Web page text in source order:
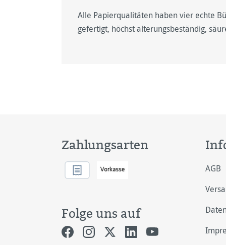
Alle Papierqualitäten haben vier echte
gefertigt, höchst alterungsbeständig,
Zahlungsarten
Folge uns auf
AGB